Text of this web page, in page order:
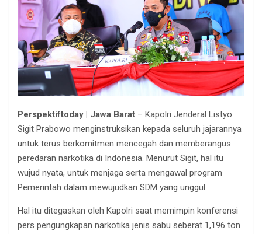
Perspektiftoday | Jawa Barat – Kapolri Jenderal Listyo
Sigit Prabowo menginstruksikan kepada seluruh jajarannya
untuk terus berkomitmen mencegah dan memberangus
peredaran narkotika di Indonesia. Menurut Sigit, hal itu
wujud nyata, untuk menjaga serta mengawal program
Pemerintah dalam mewujudkan SDM yang unggul.
Hal itu ditegaskan oleh Kapolri saat memimpin konferensi
pers pengungkapan narkotika jenis sabu seberat 1,196 ton